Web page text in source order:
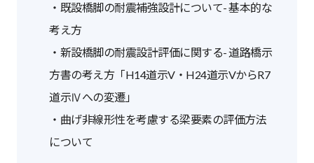
・既設橋脚の耐震補強設計について- 基本的な
考え方
・新設橋脚の耐震設計評価に関する- 道路橋示
方書の考え方「H14道示V・H24道示VからR7
道示Ⅳへの変遷」
・曲げ非線形性を考慮する梁要素の評価方法
について